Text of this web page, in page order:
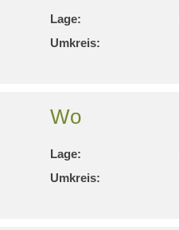
Lage:
Umkreis:
Wo
Lage:
Umkreis: